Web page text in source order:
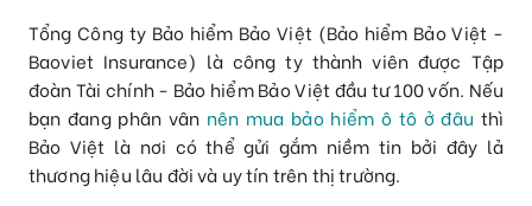
Tổng Công ty Bảo hiểm Bảo Việt (Bảo hiểm Bảo Việt -
Baoviet Insurance) là công ty thành viên được Tập
đoàn Tài chính - Bảo hiểm Bảo Việt đầu tư 100 vốn. Nếu
bạn đang phân vân nên mua bảo hiểm ô tô ở đâu thì
Bảo Việt là nơi có thể gửi gắm niềm tin bởi đây lả
thương hiệu lâu đời và uy tín trên thị trường.